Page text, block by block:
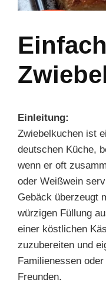
Einleitung:
Zwiebelkuchen ist
deutschen Küche,
wenn er oft
oder Weißwein
Gebäck überzeugt
würzigen Füllung
einer köstlichen
zuzubereiten und
Familienessen
Freunden.